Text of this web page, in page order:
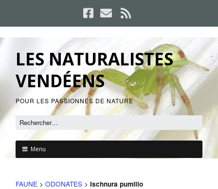
LES NATURALISTES
VENDÉENS
POUR LES PASSIONNÉS DE NATURE
Menu
FAUNE > ODONATES > Ischnura pumilio